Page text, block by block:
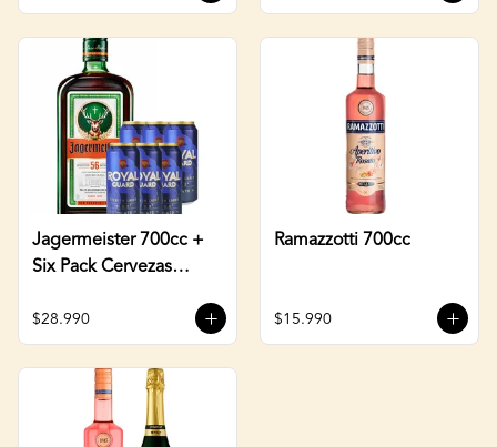
Jagermeister 700cc +
Six Pack Cervezas
$28.990
Ramazzotti 700cc
$15.990